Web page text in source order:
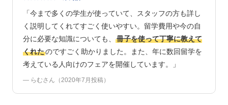
「今まで多くの学生が使っていて、スタッフの方も詳し
く説明してくれてすごく使いやすい。留学費用や今の自
分に必要な知識についても、
冊子を使って丁寧に教えて
くれたのですごく助かりました。また、年に数回留学を
考えている人向けのフェアを開催しています。」
— らむさん（2020年7月投稿）